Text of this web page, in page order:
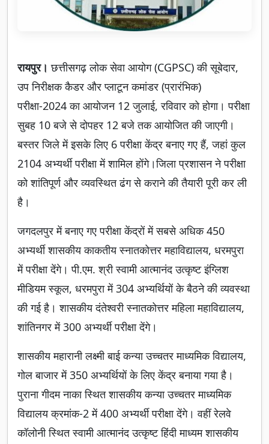
रायपुर। छत्तीसगढ़ लोक सेवा आयोग (CGPSC) की सूबेदार,
उप निरीक्षक कैडर और प्लाटून कमांडर (प्रारंभिक)
परीक्षा-2024 का आयोजन 12 जुलाई, रविवार को होगा। परीक्षा
सुबह 10 बजे से दोपहर 12 बजे तक आयोजित की जाएगी।
बस्तर जिले में इसके लिए 6 परीक्षा केंद्र बनाए गए हैं, जहां कुल
2104 अभ्यर्थी परीक्षा में शामिल होंगे।जिला प्रशासन ने परीक्षा
को शांतिपूर्ण और व्यवस्थित ढंग से कराने की तैयारी पूरी कर ली
है।
जगदलपुर में बनाए गए परीक्षा केंद्रों में सबसे अधिक 450
अभ्यर्थी शासकीय काकतीय स्नातकोत्तर महाविद्यालय, धरमपुरा
में परीक्षा देंगे। पी.एम. श्री स्वामी आत्मानंद उत्कृष्ट इंग्लिश
मीडियम स्कूल, धरमपुरा में 304 अभ्यर्थियों के बैठने की व्यवस्था
की गई है। शासकीय दंतेश्वरी स्नातकोत्तर महिला महाविद्यालय,
शांतिनगर में 300 अभ्यर्थी परीक्षा देंगे।
शासकीय महारानी लक्ष्मी बाई कन्या उच्चतर माध्यमिक विद्यालय,
गोल बाजार में 350 अभ्यर्थियों के लिए केंद्र बनाया गया है।
पुराना गीदम नाका स्थित शासकीय कन्या उच्चतर माध्यमिक
विद्यालय क्रमांक-2 में 400 अभ्यर्थी परीक्षा देंगे। वहीं रेलवे
कॉलोनी स्थित स्वामी आत्मानंद उत्कृष्ट हिंदी माध्यम शासकीय